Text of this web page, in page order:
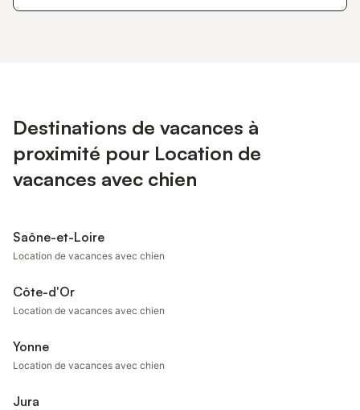
Destinations de vacances à
proximité pour Location de
vacances avec chien
Saône-et-Loire
Location de vacances avec chien
Côte-d'Or
Location de vacances avec chien
Yonne
Location de vacances avec chien
Jura